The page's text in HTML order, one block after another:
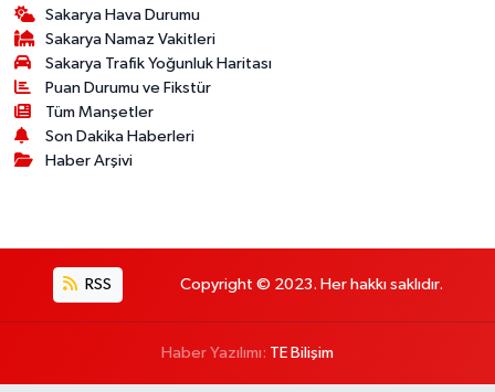
Sakarya Hava Durumu
Sakarya Namaz Vakitleri
Sakarya Trafik Yoğunluk Haritası
Puan Durumu ve Fikstür
Tüm Manşetler
Son Dakika Haberleri
Haber Arşivi
RSS Copyright © 2023. Her hakkı saklıdır.
Haber Yazılımı: TE Bilişim